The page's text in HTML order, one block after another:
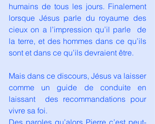
humains de tous les jours. Finalement
lorsque Jésus parle du royaume des
cieux on a l’impression qu’il parle  de
la terre, et des hommes dans ce qu’ils
sont et dans ce qu’ils devraient être.
Mais dans ce discours, Jésus va laisser
comme un guide de conduite en
laissant  des recommandations pour
vivre sa foi.
Des paroles qu’alors Pierre c’est peut-